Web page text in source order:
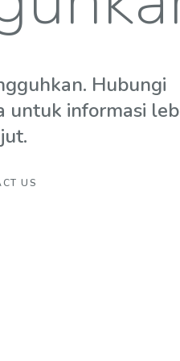
Hubungi
untuk informasi
US